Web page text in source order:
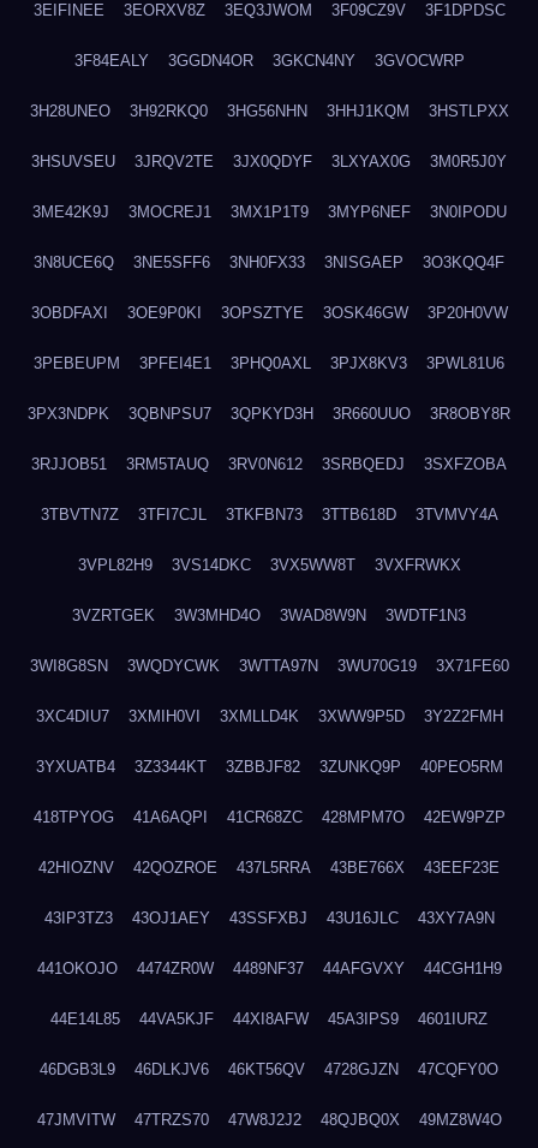
3EIFINEE 3EORXV8Z 3EQ3JWOM 3F09CZ9V 3F1DPDSC
3F84EALY 3GGDN4OR 3GKCN4NY 3GVOCWRP
3H28UNEO 3H92RKQ0 3HG56NHN 3HHJ1KQM 3HSTLPXX
3HSUVSEU 3JRQV2TE 3JX0QDYF 3LXYAX0G 3M0R5J0Y
3ME42K9J 3MOCREJ1 3MX1P1T9 3MYP6NEF 3N0IPODU
3N8UCE6Q 3NE5SFF6 3NH0FX33 3NISGAEP 3O3KQQ4F
3OBDFAXI 3OE9P0KI 3OPSZTYE 3OSK46GW 3P20H0VW
3PEBEUPM 3PFEI4E1 3PHQ0AXL 3PJX8KV3 3PWL81U6
3PX3NDPK 3QBNPSU7 3QPKYD3H 3R660UUO 3R8OBY8R
3RJJOB51 3RM5TAUQ 3RV0N612 3SRBQEDJ 3SXFZOBA
3TBVTN7Z 3TFI7CJL 3TKFBN73 3TTB618D 3TVMVY4A
3VPL82H9 3VS14DKC 3VX5WW8T 3VXFRWKX
3VZRTGEK 3W3MHD4O 3WAD8W9N 3WDTF1N3
3WI8G8SN 3WQDYCWK 3WTTA97N 3WU70G19 3X71FE60
3XC4DIU7 3XMIH0VI 3XMLLD4K 3XWW9P5D 3Y2Z2FMH
3YXUATB4 3Z3344KT 3ZBBJF82 3ZUNKQ9P 40PEO5RM
418TPYOG 41A6AQPI 41CR68ZC 428MPM7O 42EW9PZP
42HIOZNV 42QOZROE 437L5RRA 43BE766X 43EEF23E
43IP3TZ3 43OJ1AEY 43SSFXBJ 43U16JLC 43XY7A9N
441OKOJO 4474ZR0W 4489NF37 44AFGVXY 44CGH1H9
44E14L85 44VA5KJF 44XI8AFW 45A3IPS9 4601IURZ
46DGB3L9 46DLKJV6 46KT56QV 4728GJZN 47CQFY0O
47JMVITW 47TRZS70 47W8J2J2 48QJBQ0X 49MZ8W4O